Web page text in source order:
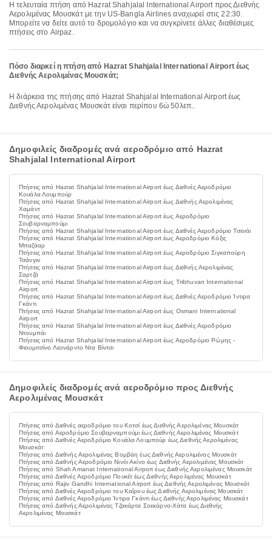
Η τελευταία πτήση από Hazrat Shahjalal International Airport προς Διεθνής
Αερολιμένας Μουσκάτ με την US-Bangla Airlines αναχωρεί στις 22:30.
Μπορείτε να δείτε αυτό το δρομολόγιο και να συγκρίνετε άλλες διαθέσιμες
πτήσεις στο Airpaz.
Πόσο διαρκεί η πτήση από Hazrat Shahjalal International Airport έως
Διεθνής Αερολιμένας Μουσκάτ;
Η διάρκεια της πτήσης από Hazrat Shahjalal International Airport έως
Διεθνής Αερολιμένας Μουσκάτ είναι περίπου 6ώ 50λεπ..
Δημοφιλείς διαδρομές ανά αεροδρόμιο από Hazrat
Shahjalal International Airport
Πτήσεις από Hazrat Shahjalal International Airport έως Διεθνές Αεροδρόμιο
Κουάλα Λουμπούρ
Πτήσεις από Hazrat Shahjalal International Airport έως Διεθνής Αερολιμένας
Χαμάντ
Πτήσεις από Hazrat Shahjalal International Airport έως Αεροδρόμιο
Σουβαρναμπούμι
Πτήσεις από Hazrat Shahjalal International Airport έως Διεθνές Αεροδρόμιο Τσενάι
Πτήσεις από Hazrat Shahjalal International Airport έως Αεροδρόμιο Κόξις
Μπαζάαρ
Πτήσεις από Hazrat Shahjalal International Airport έως Αεροδρόμιο Σιγκαπούρη
Τσάνγκι
Πτήσεις από Hazrat Shahjalal International Airport έως Διεθνής Αερολιμένας
Σαρτζά
Πτήσεις από Hazrat Shahjalal International Airport έως Tribhuvan International
Airport
Πτήσεις από Hazrat Shahjalal International Airport έως Διεθνές Αεροδρόμιο Ίντιρα
Γκάντι
Πτήσεις από Hazrat Shahjalal International Airport έως Osmani International
Airport
Πτήσεις από Hazrat Shahjalal International Airport έως Διεθνές Αεροδρόμιο
Ντουμπάι
Πτήσεις από Hazrat Shahjalal International Airport έως Αεροδρόμιο Ρώμης -
Φιουμιτσίνο Λεονάρντο Ντα Βίντσι
Δημοφιλείς διαδρομές ανά αεροδρόμιο προς Διεθνής
Αερολιμένας Μουσκάτ
Πτήσεις από Διεθνές αεροδρόμιο του Κοτσί έως Διεθνής Αερολιμένας Μουσκάτ
Πτήσεις από Αεροδρόμιο Σουβαρναμπούμι έως Διεθνής Αερολιμένας Μουσκάτ
Πτήσεις από Διεθνές Αεροδρόμιο Κουάλα Λουμπούρ έως Διεθνής Αερολιμένας
Μουσκάτ
Πτήσεις από Διεθνής Αερολιμένας Βομβάη έως Διεθνής Αερολιμένας Μουσκάτ
Πτήσεις από Διεθνής Αεροδρόμιο Νινόι Ακίνο έως Διεθνής Αερολιμένας Μουσκάτ
Πτήσεις από Shah Amanat International Airport έως Διεθνής Αερολιμένας Μουσκάτ
Πτήσεις από Διεθνές Αεροδρόμιο Πουκέτ έως Διεθνής Αερολιμένας Μουσκάτ
Πτήσεις από Rajiv Gandhi International Airport έως Διεθνής Αερολιμένας Μουσκάτ
Πτήσεις από Διεθνές Αεροδρόμιο του Καΐρου έως Διεθνής Αερολιμένας Μουσκάτ
Πτήσεις από Διεθνές Αεροδρόμιο Ίντιρα Γκάντι έως Διεθνής Αερολιμένας Μουσκάτ
Πτήσεις από Διεθνής Αερολιμένας Τζακάρτα Σοεκάρνο-Χάτα έως Διεθνής
Αερολιμένας Μουσκάτ